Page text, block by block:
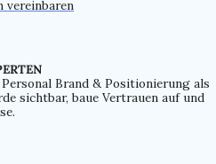
vereinbaren
Brand & Positionierung als
sichtbar, baue Vertrauen auf und